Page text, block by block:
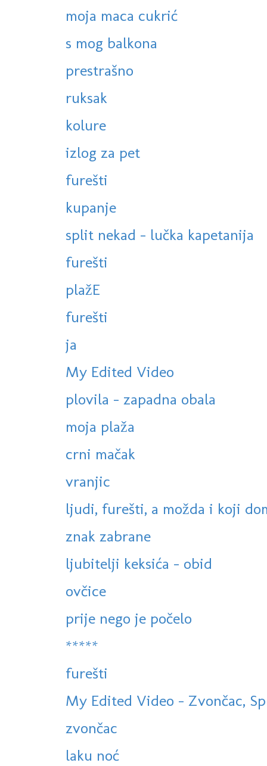
moja maca cukrić
s mog balkona
prestrašno
ruksak
kolure
izlog za pet
furešti
kupanje
split nekad - lučka kapetanija
furešti
plažE
furešti
ja
My Edited Video
plovila - zapadna obala
moja plaža
crni mačak
vranjic
ljudi, furešti, a možda i koji
znak zabrane
ljubitelji keksića - obid
ovčice
prije nego je počelo
*****
furešti
My Edited Video - Zvončac,
zvončac
laku noć